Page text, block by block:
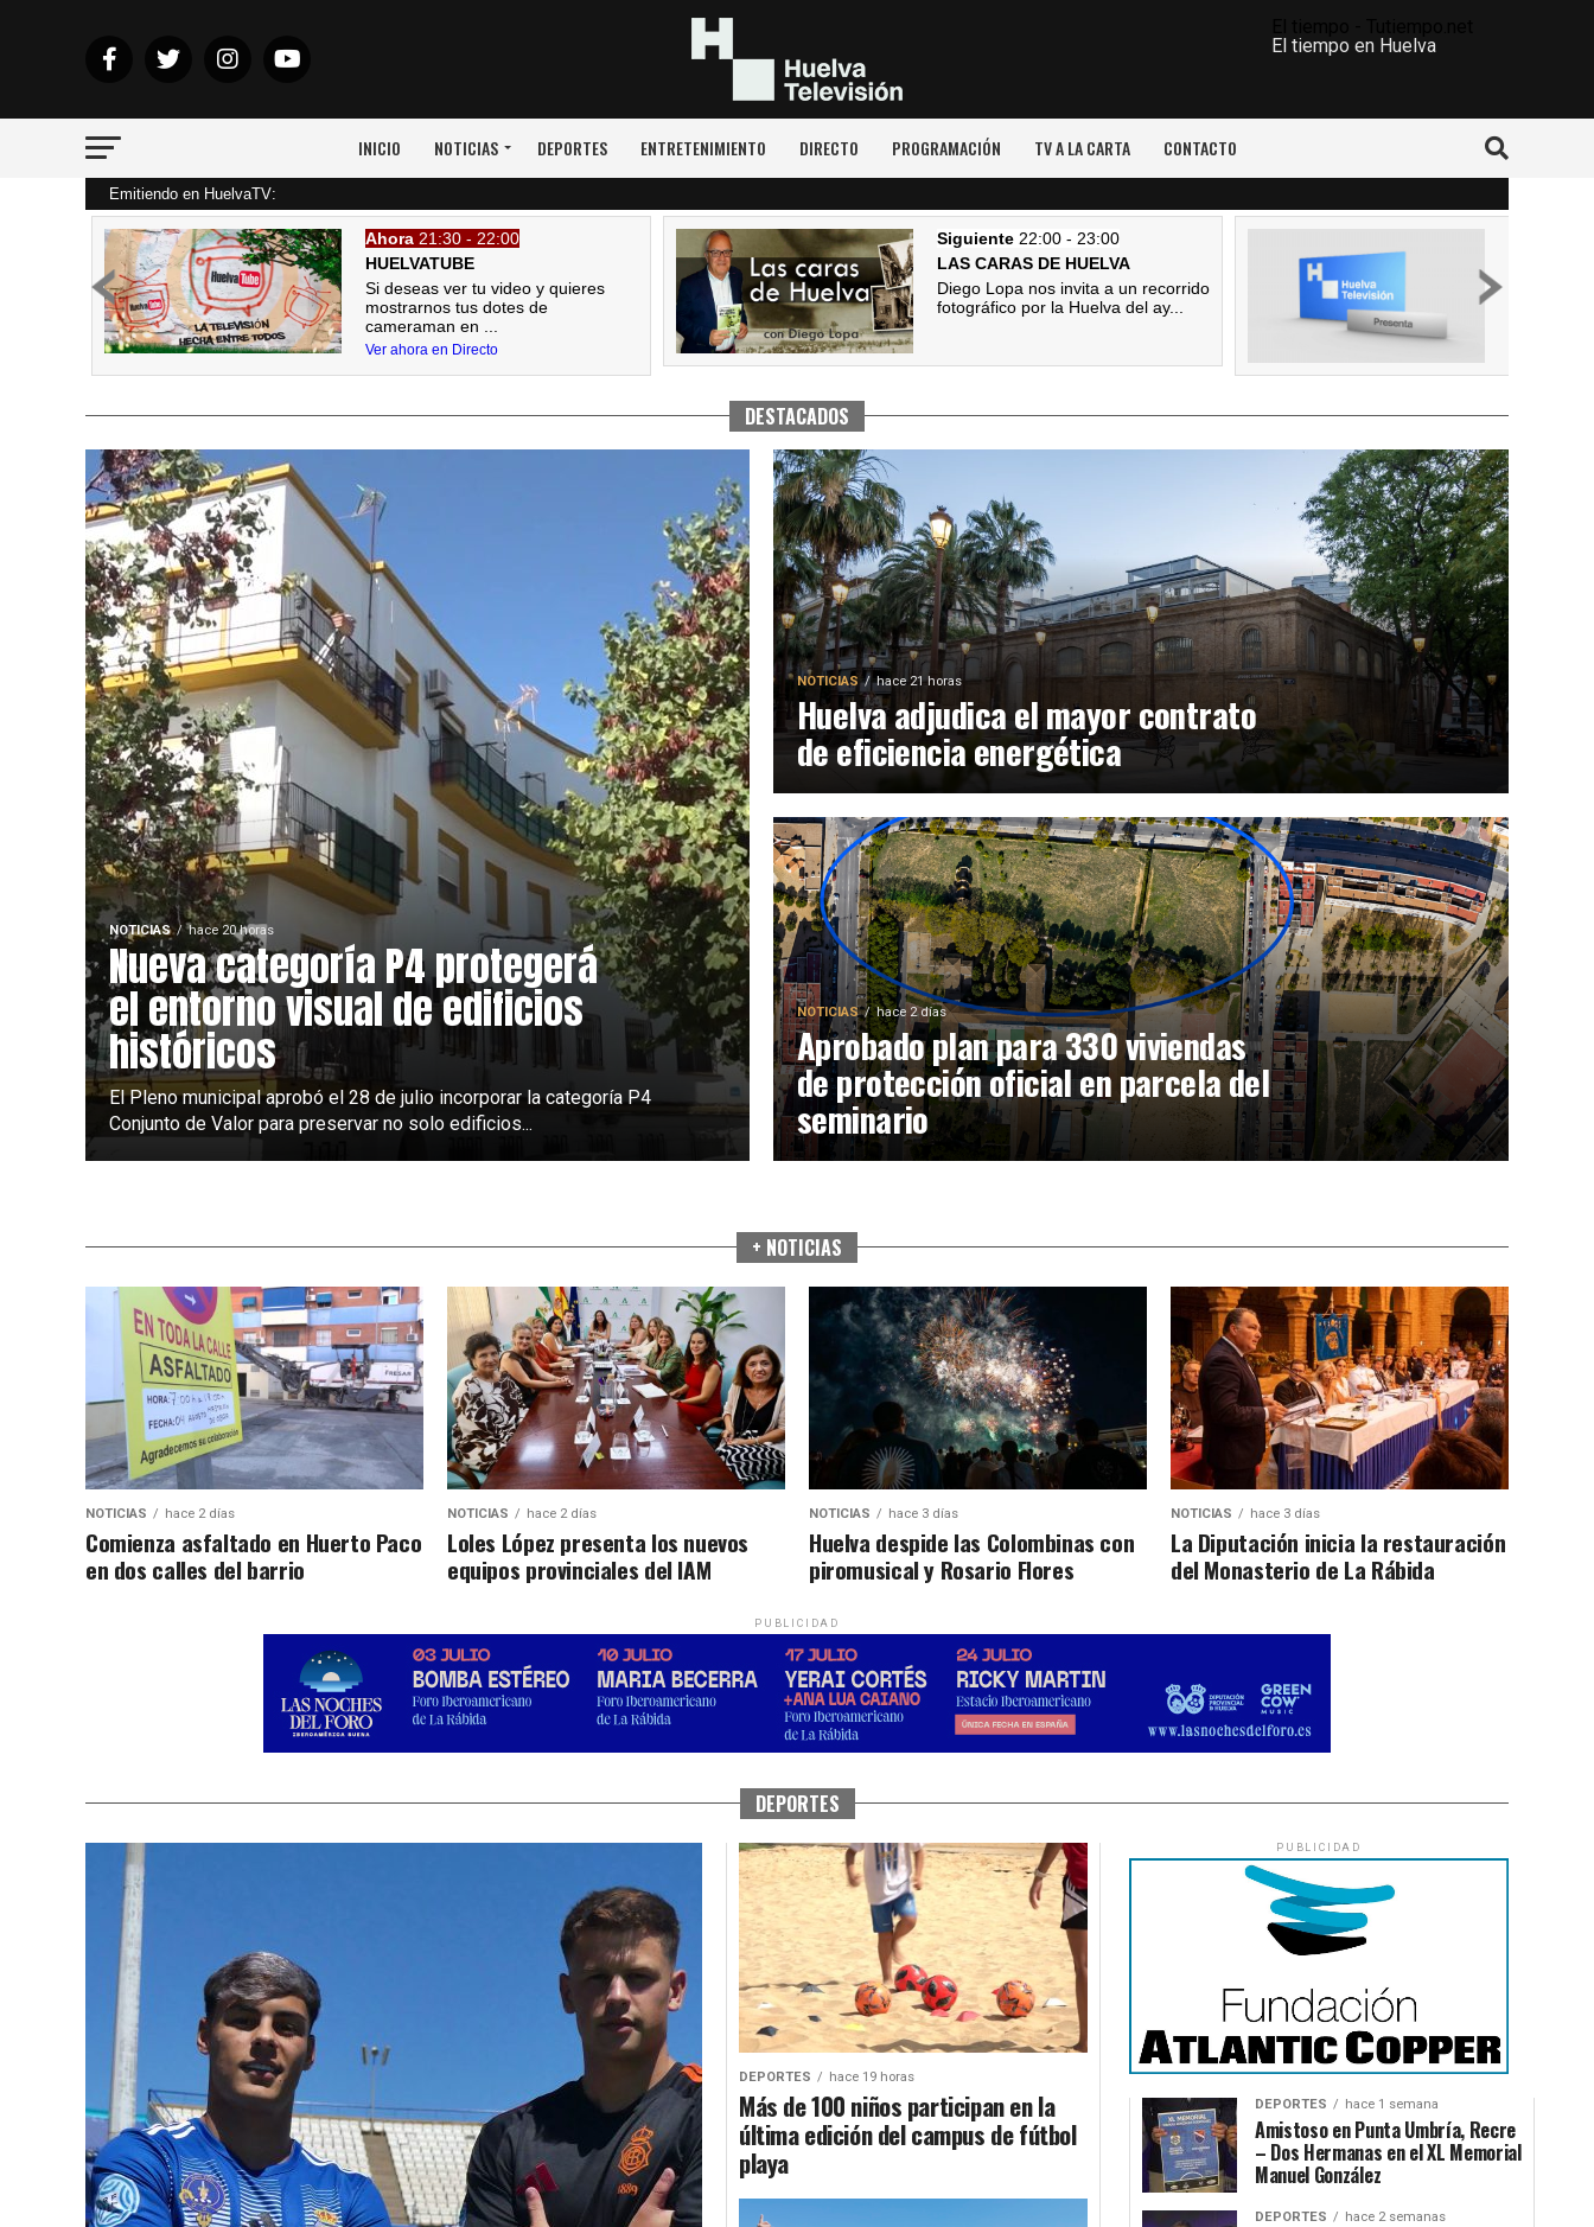
El tiempo en Huelva
INICIO NOTICIAS DEPORTES ENTRETENIMIENTO DIRECTO PROGRAMACIÓN TV A LA CARTA CONTACTO
DESTACADOS
NOTICIAS hace 20 horas
Nueva categoría P4 protegerá
el entorno visual de edificios
históricos
El Pleno municipal aprobó el 28 de julio incorporar la categoría P4
Conjunto de Valor para preservar no solo edificios...
NOTICIAS hace 21 horas
Huelva adjudica el mayor contrato
de eficiencia energética
NOTICIAS hace 2 días
Aprobado plan para 330 viviendas
de protección oficial en parcela del
seminario
+ NOTICIAS
NOTICIAS hace 2 días
Comienza asfaltado en Huerto Paco
en dos calles del barrio
NOTICIAS hace 2 días
Loles López presenta los nuevos
equipos provinciales del IAM
NOTICIAS hace 3 días
Huelva despide las Colombinas con
piromusical y Rosario Flores
NOTICIAS hace 3 días
La Diputación inicia la restauración
del Monasterio de La Rábida
PUBLICIDAD
DEPORTES
DEPORTES hace 19 horas
Más de 100 niños participan en la
última edición del campus de fútbol
playa
PUBLICIDAD
DEPORTES hace 1 semana
Amistoso en Punta Umbría, Recre
– Dos Hermanas en el XL Memorial
Manuel González
DEPORTES hace 2 semanas